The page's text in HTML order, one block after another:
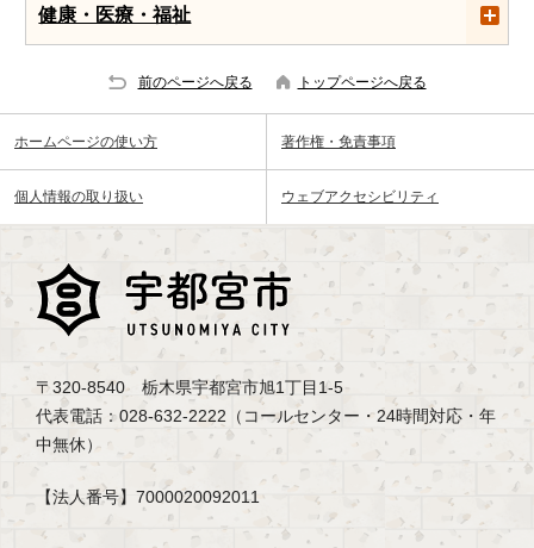
健康・医療・福祉
前のページへ戻る トップページへ戻る
ホームページの使い方 著作権・免責事項
個人情報の取り扱い ウェブアクセシビリティ
〒320-8540 栃木県宇都宮市旭1丁目1-5
代表電話：028-632-2222（コールセンター・24時間対応・年
中無休）
【法人番号】7000020092011